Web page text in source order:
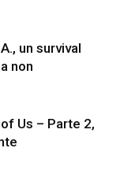
un survival
non
Us – Parte 2,